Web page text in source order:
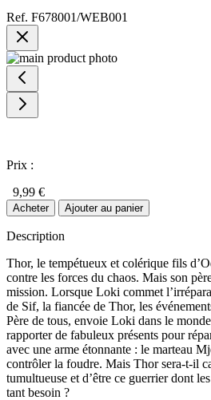
Ref. F678001/WEB001
Prix :
9,99 €
Acheter Ajouter au panier
Description
Thor, le tempétueux et colérique fils
contre les forces du chaos. Mais son
mission. Lorsque Loki commet
de Sif, la fiancée de Thor, les
Père de tous, envoie Loki dans le
rapporter de fabuleux présents pour
avec une arme étonnante : le marteau
contrôler la foudre. Mais Thor sera-t-il
tumultueuse et d’être ce guerrier dont
tant besoin ?